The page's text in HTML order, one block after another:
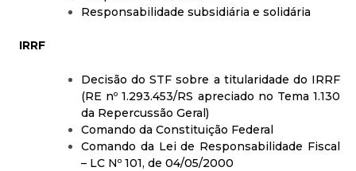
Responsabilidade subsidiária e solidária
IRRF
Decisão do STF sobre a titularidade do IRRF
(RE nº 1.293.453/RS apreciado no Tema 1.130
da Repercussão Geral)
Comando da Constituição Federal
Comando da Lei de Responsabilidade Fiscal
– LC Nº 101, de 04/05/2000